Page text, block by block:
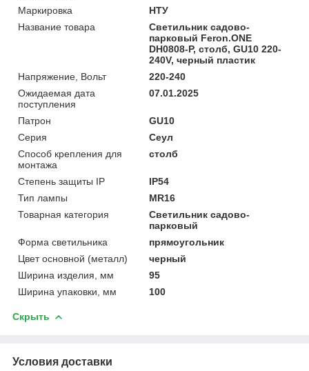
Маркировка
НТУ
Название товара
Светильник садово-
парковый Feron.ONE
DH0808-P, столб, GU10 220-
240V, черный пластик
Напряжение, Вольт
220-240
Ожидаемая дата
поступления
07.01.2025
Патрон
GU10
Серия
Сеул
Способ крепления для
монтажа
столб
Степень защиты IP
IP54
Тип лампы
MR16
Товарная категория
Светильник садово-
парковый
Форма светильника
прямоугольник
Цвет основной (металл)
черный
Ширина изделия, мм
95
Ширина упаковки, мм
100
Скрыть
Условия доставки